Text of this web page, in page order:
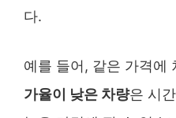
다.
예를 들어, 같은 가격에
가율이 낮은 차량은 시